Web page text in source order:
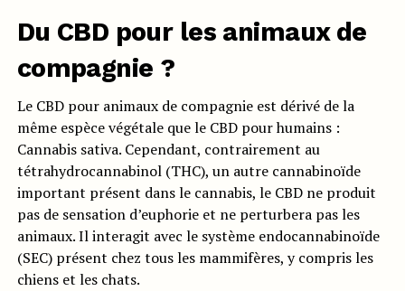
Du CBD pour les animaux de
compagnie ?
Le CBD pour animaux de compagnie est dérivé de la
même espèce végétale que le CBD pour humains :
Cannabis sativa. Cependant, contrairement au
tétrahydrocannabinol (THC), un autre cannabinoïde
important présent dans le cannabis, le CBD ne produit
pas de sensation d’euphorie et ne perturbera pas les
animaux. Il interagit avec le système endocannabinoïde
(SEC) présent chez tous les mammifères, y compris les
chiens et les chats.